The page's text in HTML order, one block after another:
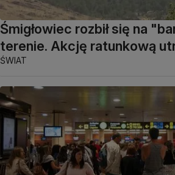
Śmigłowiec rozbił się na
terenie. Akcję ratunkową
ŚWIAT